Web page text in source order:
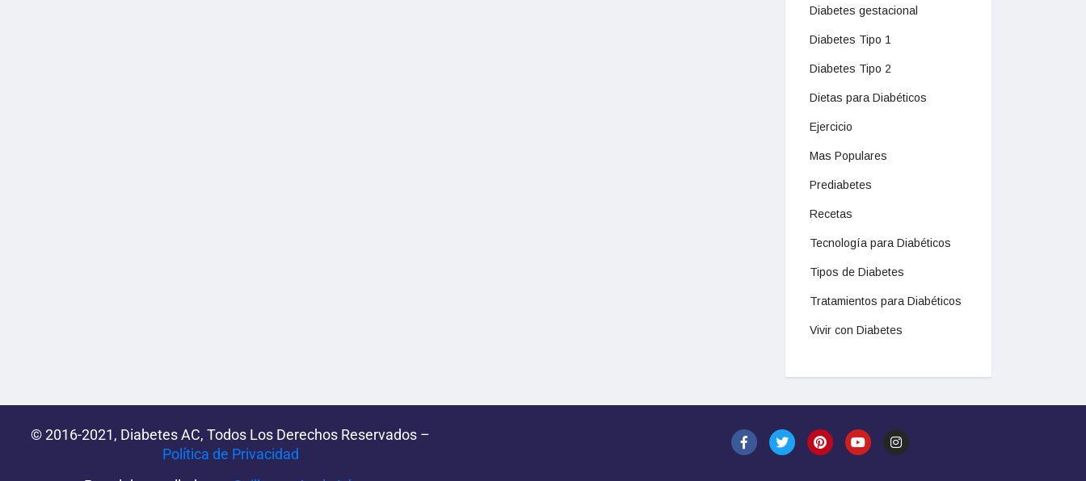
Diabetes gestacional
Diabetes Tipo 1
Diabetes Tipo 2
Dietas para Diabéticos
Ejercicio
Mas Populares
Prediabetes
Recetas
Tecnología para Diabéticos
Tipos de Diabetes
Tratamientos para Diabéticos
Vivir con Diabetes
© 2016-2021, Diabetes AC, Todos Los Derechos Reservados –
Política de Privacidad‌­